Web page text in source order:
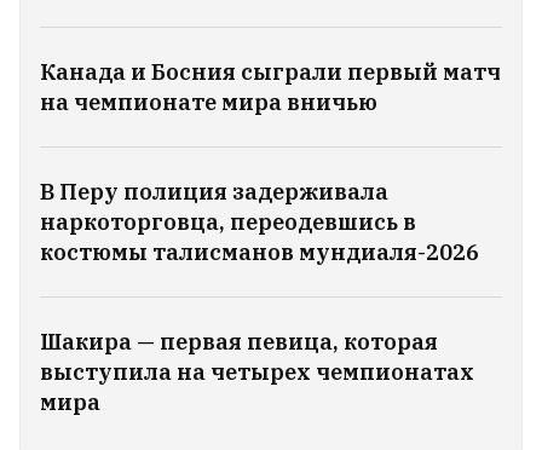
Канада и Босния сыграли первый матч
на чемпионате мира вничью
В Перу полиция задерживала
наркоторговца, переодевшись в
костюмы талисманов мундиаля-2026
Шакира — первая певица, которая
выступила на четырех чемпионатах
мира
выпустил линейку для стрижки дома
2
Большая партия обуви «Белвест» сгорела
при пожарах на складах Wildberries
Настя Рогатко рассказала, сколько
«Многие люди станут
ненужными». Сооснователь EPAM